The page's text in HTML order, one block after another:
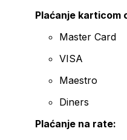
Plaćanje karticom
Master Card
VISA
Maestro
Diners
Plaćanje na rate: